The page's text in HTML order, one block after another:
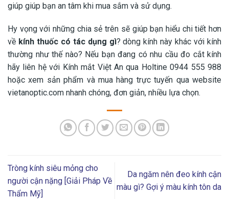
giúp giúp bạn an tâm khi mua sắm và sử dụng.
Hy vọng với những chia sẻ trên sẽ giúp bạn hiểu chi tiết hơn
về kính thuốc có tác dụng gì? dòng kính này khác với kính
thường như thế nào? Nếu bạn đang có nhu cầu đo cắt kính
hãy liên hệ với Kính mắt Việt An qua Holtine 0944 555 988
hoặc xem sản phẩm và mua hàng trực tuyến qua website
vietanoptic.com nhanh chóng, đơn giản, nhiều lựa chọn.
Tròng kính siêu mỏng cho
người cận nặng [Giải Pháp Về
Thẩm Mỹ]
Da ngăm nên đeo kính cận
màu gì? Gợi ý màu kính tôn da